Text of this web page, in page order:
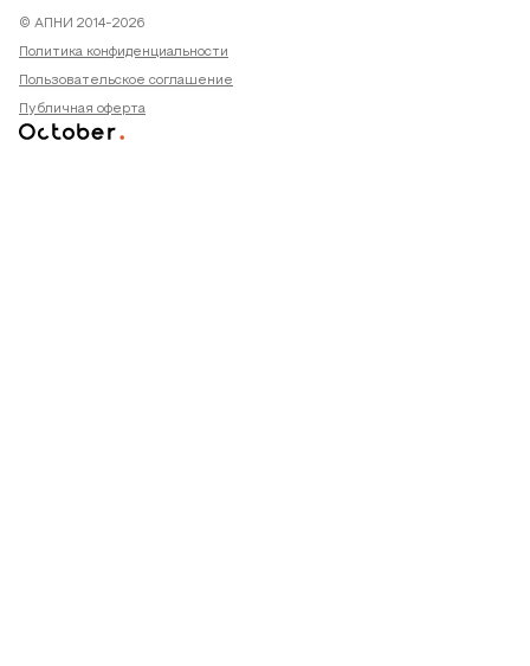
© АПНИ 2014-2026
Политика конфиденциальности
Пользовательское соглашение
Публичная оферта